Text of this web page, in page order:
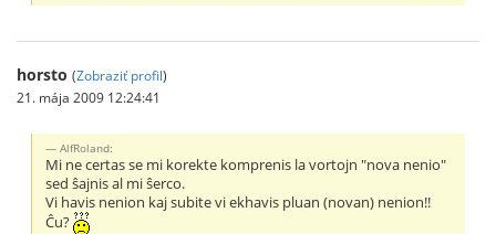
horsto (Zobraziť profil)
21. mája 2009 12:24:41
AlfRoland:
Mi ne certas se mi korekte komprenis la vortojn "nova nenio"
sed ŝajnis al mi ŝerco.
Vi havis nenion kaj subite vi ekhavis pluan (novan) nenion!!
Ĉu?